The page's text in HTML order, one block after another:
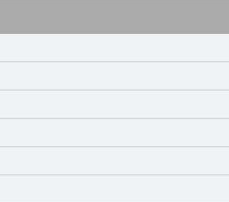
收获几多欢喜，2022，让记忆不
向。
仅走完，还要走好。2020，再见
成绩，请低调莫提，收获的经历，
愿2022开新篇，再创辉煌佳绩。
时，收获情感，梦想里的事，端正
加许多，愿2022年的你更成功，